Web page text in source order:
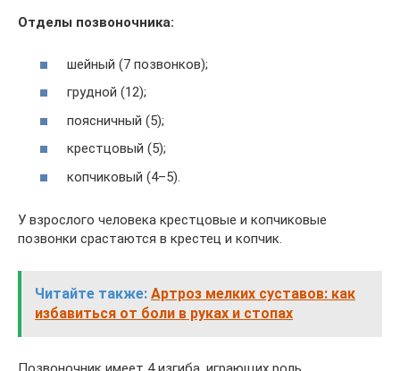
Отделы позвоночника:
шейный (7 позвонков);
грудной (12);
поясничный (5);
крестцовый (5);
копчиковый (4–5).
У взрослого человека крестцовые и копчиковые
позвонки срастаются в крестец и копчик.
Читайте также: Артроз мелких суставов: как
избавиться от боли в руках и стопах